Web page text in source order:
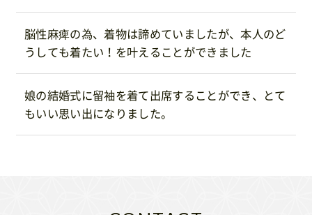
脳性麻痺の為、着物は諦めていましたが、本人のど
うしても着たい！を叶えることができました
娘の結婚式に留袖を着て出席することができ、とて
もいい思い出になりました。